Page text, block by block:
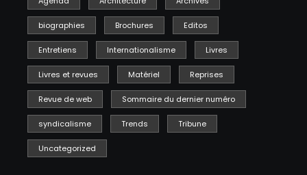
biographies Brochures Editos
Entretiens Internationalisme Livres
Livres et revues Matériel Reprises
Revue de web Sommaire du dernier numéro
syndicalisme Trends Tribune
Uncategorized